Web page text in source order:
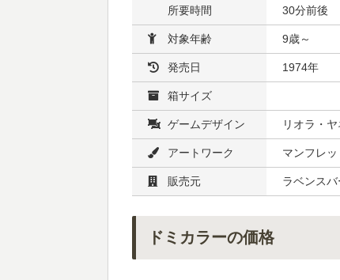
所要時間 30分前後
対象年齢 9歳～
発売日 1974年
箱サイズ
ゲームデザイン リオラ・ヤ
アートワーク マンフレ
販売元 ラベンスバ
ドミカラーの価格